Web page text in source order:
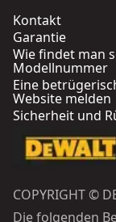
Kontakt
Garantie
Wie findet man
Modellnummer
Eine
Website melden
Sicherheit und
COPYRIGHT ©
Die folgenden